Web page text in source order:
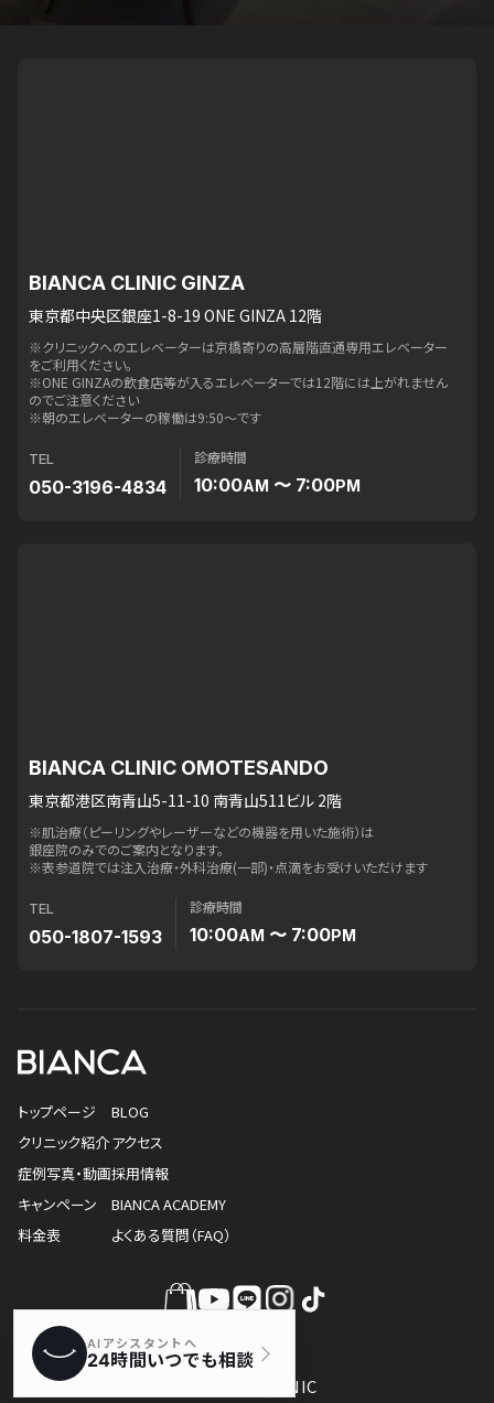
BIANCA CLINIC GINZA
東京都中央区銀座1-8-19 ONE GINZA 12階
※クリニックへのエレベーターは京橋寄りの高層階直通専用エレベーター
をご利用ください。
※ONE GINZAの飲食店等が入るエレベーターでは12階には上がれません
のでご注意ください
※朝のエレベーターの稼働は9:50〜です
TEL
050-3196-4834
診療時間
10:00AM 〜 7:00PM
BIANCA CLINIC OMOTESANDO
東京都港区南青山5-11-10 南青山511ビル 2階
※肌治療（ピーリングやレーザーなどの機器を用いた施術）は
銀座院のみでのご案内となります。
※表参道院では注入治療・外科治療(一部)・点滴をお受けいただけます
TEL
050-1807-1593
診療時間
10:00AM 〜 7:00PM
トップページ
クリニック紹介
症例写真・動画
キャンペーン
料金表
BLOG
アクセス
採用情報
BIANCA ACADEMY
よくある質問（FAQ）
© BIANCA CLINIC